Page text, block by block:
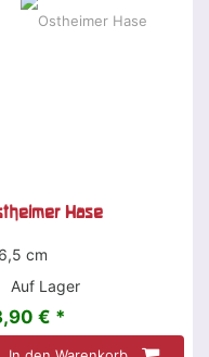
Hase
cm
Auf Lager
€ *